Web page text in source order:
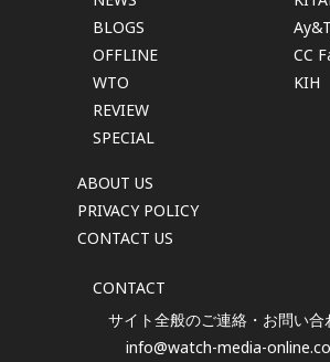
BLOGS
OFFLINE
WTO
REVIEW
SPECIAL
ABOUT US
PRIVACY POLICY
CONTACT US
CC
KIH
CONTACT
サイト全般のご連絡・お問い合
info@watch-media-